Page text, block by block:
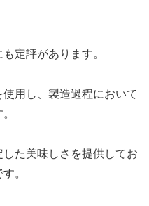
定評があります。
用し、製造過程において
た美味しさを提供してお
。